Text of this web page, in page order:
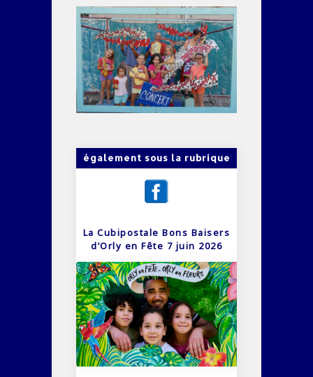
également sous la rubrique
La Cubipostale Bons Baisers
d’Orly en Fête 7 juin 2026